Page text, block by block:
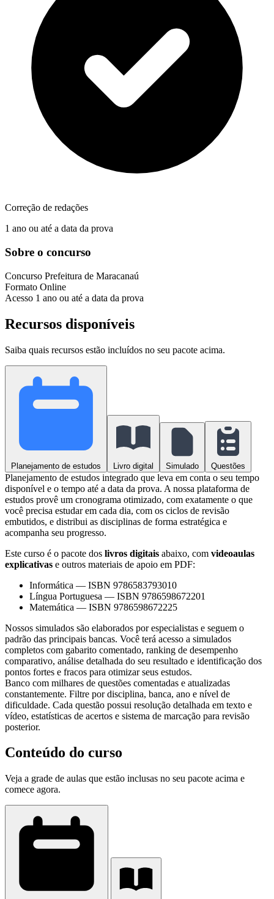
Correção de redações
1 ano ou até a data da prova
Sobre o concurso
Concurso Prefeitura de Maracanaú
Formato Online
Acesso 1 ano ou até a data da prova
Recursos disponíveis
Saiba quais recursos estão incluídos no seu pacote acima.
Planejamento de estudos Livro digital Simulado Questões
Planejamento de estudos integrado que leva em conta o seu tempo
disponível e o tempo até a data da prova. A nossa plataforma de
estudos provê um cronograma otimizado, com exatamente o que
você precisa estudar em cada dia, com os ciclos de revisão
embutidos, e distribui as disciplinas de forma estratégica e
acompanha seu progresso.
Este curso é o pacote dos livros digitais abaixo, com videoaulas
explicativas e outros materiais de apoio em PDF:
Informática — ISBN 9786583793010
Língua Portuguesa — ISBN 9786598672201
Matemática — ISBN 9786598672225
Nossos simulados são elaborados por especialistas e seguem o
padrão das principais bancas. Você terá acesso a simulados
completos com gabarito comentado, ranking de desempenho
comparativo, análise detalhada do seu resultado e identificação dos
pontos fortes e fracos para otimizar seus estudos.
Banco com milhares de questões comentadas e atualizadas
constantemente. Filtre por disciplina, banca, ano e nível de
dificuldade. Cada questão possui resolução detalhada em texto e
vídeo, estatísticas de acertos e sistema de marcação para revisão
posterior.
Conteúdo do curso
Veja a grade de aulas que estão inclusas no seu pacote acima e
comece agora.